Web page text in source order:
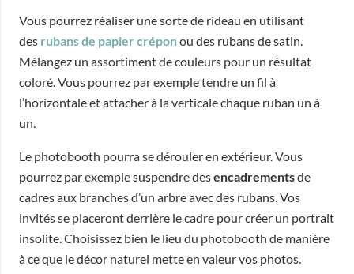
Vous pourrez réaliser une sorte de rideau en utilisant
des rubans de papier créponou des rubans de satin.
Mélangez un assortiment de couleurs pour un résultat
coloré. Vous pourrez par exemple tendre un fil à
l’horizontale et attacher à la verticale chaque ruban un à
un.
Le photobooth pourra se dérouler en extérieur. Vous
pourrez par exemple suspendre desencadrementsde
cadres aux branches d’un arbre avec des rubans. Vos
invités se placeront derrière le cadre pour créer un portrait
insolite. Choisissez bien le lieu du photobooth de manière
à ce que le décor naturel mette en valeur vos photos.